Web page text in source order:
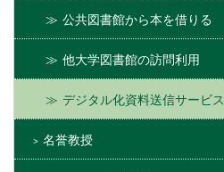
公共図書館から本を借りる
他大学図書館の訪問利用
デジタル化資料送信サービス
名誉教授